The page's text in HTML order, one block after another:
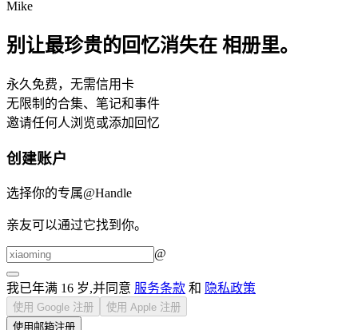
Mike
别让最珍贵的回忆消失在 相册里。
永久免费，无需信用卡
无限制的合集、笔记和事件
邀请任何人浏览或添加回忆
创建账户
选择你的专属@Handle
亲友可以通过它找到你。
@
我已年满 16 岁,并同意 服务条款 和 隐私政策
使用 Google 注册
使用 Apple 注册
使用邮箱注册